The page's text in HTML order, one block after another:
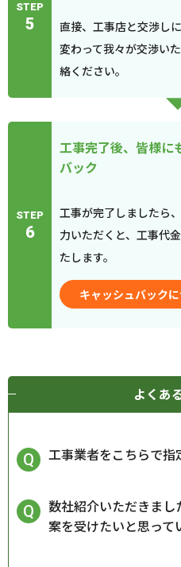
STEP
5
直接、工事店と交渉し
変わって我々が交渉い
絡ください。
STEP
6
工事完了後、皆様に
バック
工事が完了しましたら
力いただくと、工事代
たします。
キャッシュバック
よくあ
工事業者をこちらで指
数社紹介いただきま
案を受けたいと思って